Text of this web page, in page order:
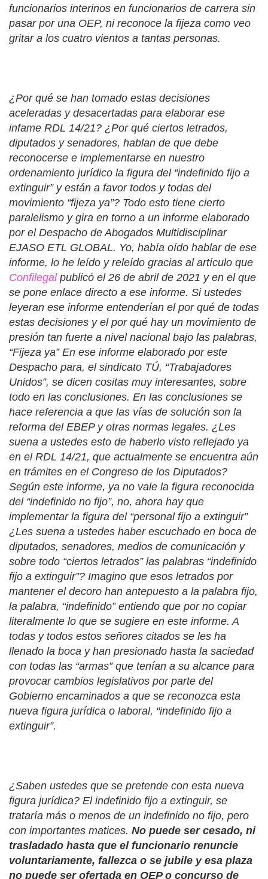
funcionarios interinos en funcionarios de carrera sin
pasar por una OEP, ni reconoce la fijeza como veo
gritar a los cuatro vientos a tantas personas.
¿Por qué se han tomado estas decisiones
aceleradas y desacertadas para elaborar ese
infame RDL 14/21? ¿Por qué ciertos letrados,
diputados y senadores, hablan de que debe
reconocerse e implementarse en nuestro
ordenamiento jurídico la figura del “indefinido fijo a
extinguir” y están a favor todos y todas del
movimiento “fijeza ya”? Todo esto tiene cierto
paralelismo y gira en torno a un informe elaborado
por el Despacho de Abogados Multidisciplinar
EJASO ETL GLOBAL. Yo, había oído hablar de ese
informe, lo he leído y releído gracias al artículo que
Confilegalpublicó el 26 de abril de 2021 y en el que
se pone enlace directo a ese informe. Si ustedes
leyeran ese informe entenderían el por qué de todas
estas decisiones y el por qué hay un movimiento de
presión tan fuerte a nivel nacional bajo las palabras,
“Fijeza ya” En ese informe elaborado por este
Despacho para, el sindicato TÚ, “Trabajadores
Unidos”, se dicen cositas muy interesantes, sobre
todo en las conclusiones. En las conclusiones se
hace referencia a que las vías de solución son la
reforma del EBEP y otras normas legales. ¿Les
suena a ustedes esto de haberlo visto reflejado ya
en el RDL 14/21, que actualmente se encuentra aún
en trámites en el Congreso de los Diputados?
Según este informe, ya no vale la figura reconocida
del “indefinido no fijo”, no, ahora hay que
implementar la figura del “personal fijo a extinguir”
¿Les suena a ustedes haber escuchado en boca de
diputados, senadores, medios de comunicación y
sobre todo “ciertos letrados” las palabras “indefinido
fijo a extinguir”? Imagino que esos letrados por
mantener el decoro han antepuesto a la palabra fijo,
la palabra, “indefinido” entiendo que por no copiar
literalmente lo que se sugiere en este informe. A
todas y todos estos señores citados se les ha
llenado la boca y han presionado hasta la saciedad
con todas las “armas” que tenían a su alcance para
provocar cambios legislativos por parte del
Gobierno encaminados a que se reconozca esta
nueva figura jurídica o laboral, “indefinido fijo a
extinguir”.
¿Saben ustedes que se pretende con esta nueva
figura jurídica? El indefinido fijo a extinguir, se
trataría más o menos de un indefinido no fijo, pero
con importantes matices. No puede ser cesado, ni
trasladado hasta que el funcionario renuncie
voluntariamente, fallezca o se jubile y esa plaza
no puede ser ofertada en OEP o concurso de